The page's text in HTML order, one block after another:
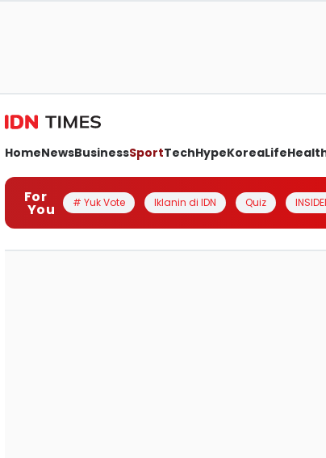
HomeNewsBusinessSportTechHypeKoreaLife
For
You # Yuk Vote Iklanin di IDN Quiz